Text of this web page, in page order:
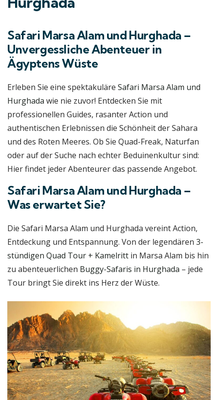
Safari Marsa Alam und Hurghada –
Unvergessliche Abenteuer in
Ägyptens Wüste
Erleben Sie eine spektakuläre Safari Marsa Alam und
Hurghada wie nie zuvor! Entdecken Sie mit
professionellen Guides, rasanter Action und
authentischen Erlebnissen die Schönheit der Sahara
und des Roten Meeres. Ob Sie Quad-Freak, Naturfan
oder auf der Suche nach echter Beduinenkultur sind:
Hier findet jeder Abenteurer das passende Angebot.
Safari Marsa Alam und Hurghada –
Was erwartet Sie?
Die Safari Marsa Alam und Hurghada vereint Action,
Entdeckung und Entspannung. Von der legendären 3-
stündigen Quad Tour + Kamelritt in Marsa Alam bis hin
zu abenteuerlichen Buggy-Safaris in Hurghada – jede
Tour bringt Sie direkt ins Herz der Wüste.